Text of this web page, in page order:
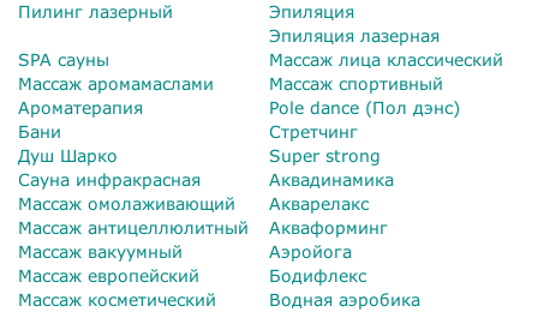
Пилинг лазерный
Эпиляция
Эпиляция лазерная
SPA сауны
Массаж аромамаслами
Ароматерапия
Бани
Душ Шарко
Сауна инфракрасная
Массаж омолаживающий
Массаж антицеллюлитный
Массаж вакуумный
Массаж европейский
Массаж косметический
Массаж лица классический
Массаж спортивный
Pole dance (Пол дэнс)
Стретчинг
Super strong
Аквадинамика
Акварелакс
Акваформинг
Аэройога
Бодифлекс
Водная аэробика